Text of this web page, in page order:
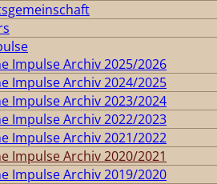
Impulse Archiv 2025/2026
Impulse Archiv 2024/2025
Impulse Archiv 2023/2024
Impulse Archiv 2022/2023
Impulse Archiv 2021/2022
Impulse Archiv 2020/2021
Impulse Archiv 2019/2020